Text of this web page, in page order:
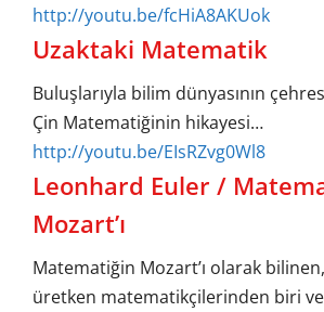
http://youtu.be/fcHiA8AKUok
Uzaktaki Matematik
Buluşlarıyla bilim dünyasının
Çin Matematiğinin hikayesi…
http://youtu.be/EIsRZvg0Wl8
Leonhard Euler /
Mozart’ı
Matematiğin Mozart’ı olarak
üretken matematikçilerinden biri ve